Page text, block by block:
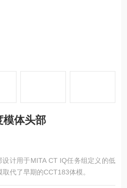
模体头部
计用于MITA CT IQ任务组定义的低
代了早期的CCT183体模。